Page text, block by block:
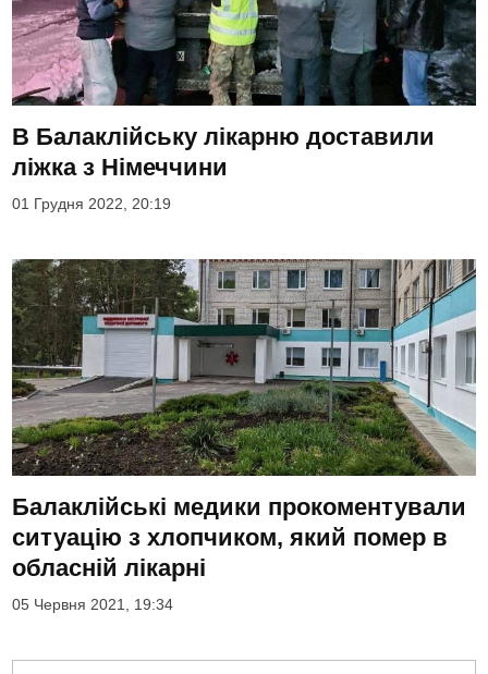
В Балаклійську лікарню доставили
ліжка з Німеччини
01 Грудня 2022, 20:19
Балаклійські медики прокоментували
ситуацію з хлопчиком, який помер в
обласній лікарні
05 Червня 2021, 19:34